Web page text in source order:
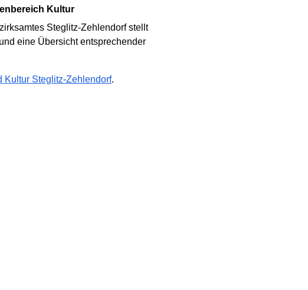
Kultur
Steglitz-Zehlendorf stellt
eine Übersicht entsprechender
Kultur Steglitz-Zehlendorf.